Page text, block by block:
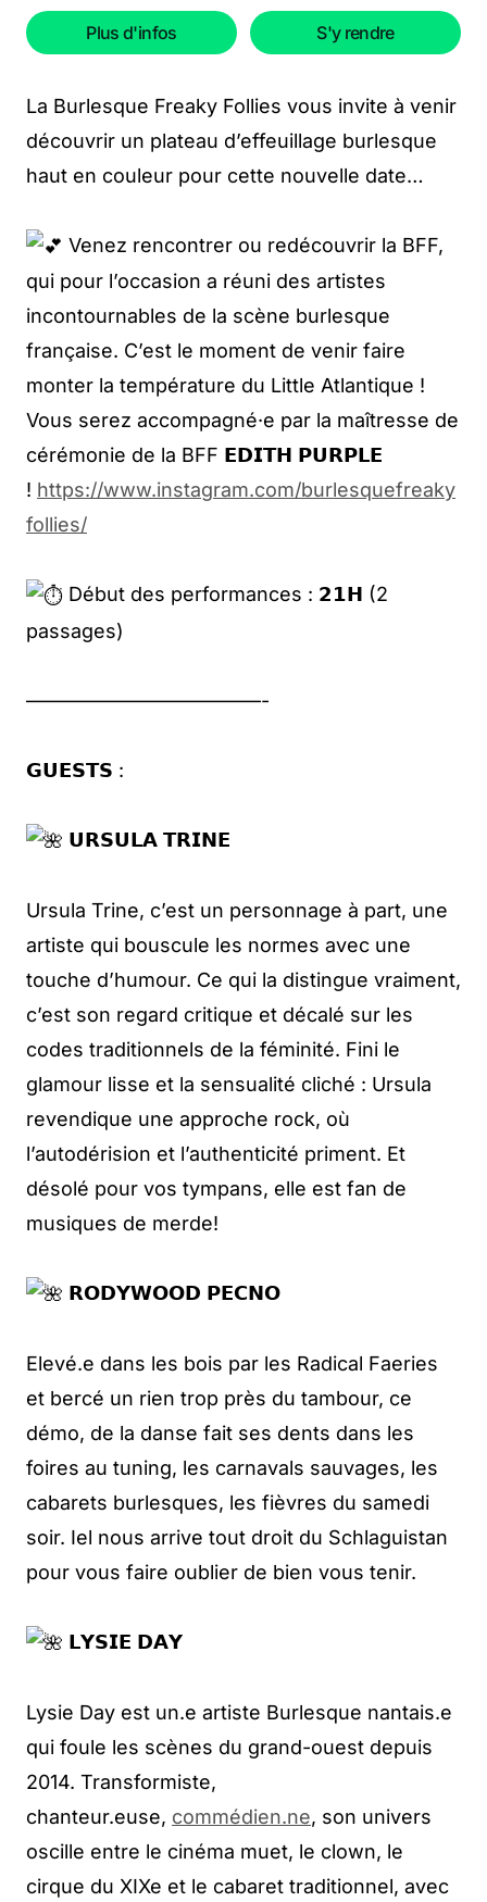
Plus d'infos S'y rendre
La Burlesque Freaky Follies vous invite à venir
découvrir un plateau d’effeuillage burlesque
haut en couleur pour cette nouvelle date…
Venez rencontrer ou redécouvrir la BFF,
qui pour l’occasion a réuni des artistes
incontournables de la scène burlesque
française. C’est le moment de venir faire
monter la température du Little Atlantique !
Vous serez accompagné·e par la maîtresse de
cérémonie de la BFF 𝗘𝗗𝗜𝗧𝗛 𝗣𝗨𝗥𝗣𝗟𝗘
! https://www.instagram.com/burlesquefreaky
follies/
Début des performances : 𝟮𝟭𝗛 (2
passages)
————————————-
𝗚𝗨𝗘𝗦𝗧𝗦 :
𝗨𝗥𝗦𝗨𝗟𝗔 𝗧𝗥𝗜𝗡𝗘
Ursula Trine, c’est un personnage à part, une
artiste qui bouscule les normes avec une
touche d’humour. Ce qui la distingue vraiment,
c’est son regard critique et décalé sur les
codes traditionnels de la féminité. Fini le
glamour lisse et la sensualité cliché : Ursula
revendique une approche rock, où
l’autodérision et l’authenticité priment. Et
désolé pour vos tympans, elle est fan de
musiques de merde!
𝗥𝗢𝗗𝗬𝗪𝗢𝗢𝗗 𝗣𝗘𝗖𝗡𝗢
Elevé.e dans les bois par les Radical Faeries
et bercé un rien trop près du tambour, ce
démo, de la danse fait ses dents dans les
foires au tuning, les carnavals sauvages, les
cabarets burlesques, les fièvres du samedi
soir. Iel nous arrive tout droit du Schlaguistan
pour vous faire oublier de bien vous tenir.
𝗟𝗬𝗦𝗜𝗘 𝗗𝗔𝗬
Lysie Day est un.e artiste Burlesque nantais.e
qui foule les scènes du grand-ouest depuis
2014. Transformiste,
chanteur.euse, commédien.ne, son univers
oscille entre le cinéma muet, le clown, le
cirque du XIXe et le cabaret traditionnel, avec